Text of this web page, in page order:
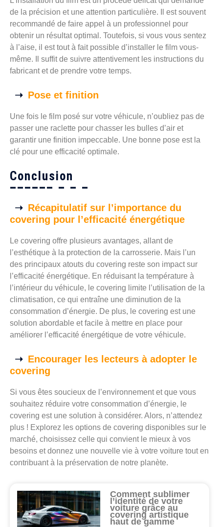
de la précision et une attention particulière. Il est souvent
recommandé de faire appel à un professionnel pour
obtenir un résultat optimal. Toutefois, si vous vous sentez
à l’aise, il est tout à fait possible d’installer le film vous-
même. Il suffit de suivre attentivement les instructions du
fabricant et de prendre votre temps.
Pose et finition
Une fois le film posé sur votre véhicule, n’oubliez pas de
passer une raclette pour chasser les bulles d’air et
garantir une finition impeccable. Une bonne pose est la
clé pour une efficacité optimale.
Conclusion
Récapitulatif sur l’importance du
covering pour l’efficacité énergétique
Le covering offre plusieurs avantages, allant de
l’esthétique à la protection de la carrosserie. Mais l’un
des principaux atouts du covering reste son impact sur
l’efficacité énergétique. En réduisant la température à
l’intérieur du véhicule, le covering limite l’utilisation de la
climatisation, ce qui entraîne une diminution de la
consommation d’énergie. De plus, le covering est une
solution abordable et facile à mettre en place pour
améliorer l’efficacité énergétique de votre véhicule.
Encourager les lecteurs à adopter le
covering
Si vous êtes soucieux de l’environnement et que vous
souhaitez réduire votre consommation d’énergie, le
covering est une solution à considérer. Alors, n’attendez
plus ! Explorez les options de covering disponibles sur le
marché, choisissez celle qui convient le mieux à vos
besoins et donnez une nouvelle vie à votre voiture tout en
contribuant à la préservation de notre planète.
Comment sublimer
l’identité de votre
voiture grâce au
covering artistique
haut de gamme